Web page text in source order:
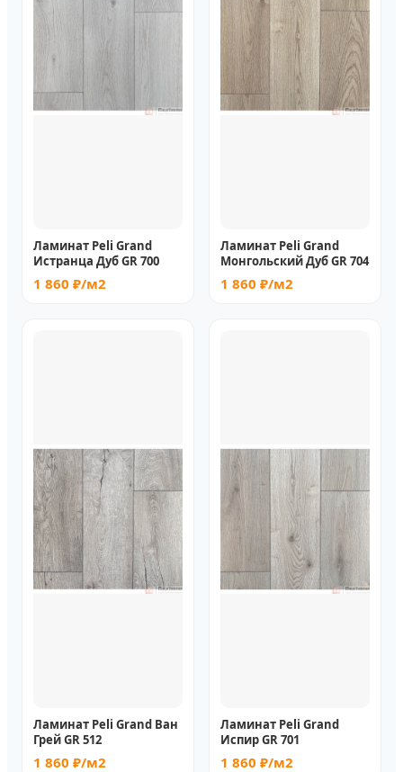
Ламинат Peli Grand
Истранца Дуб GR 700
1 860 ₽/м2
Ламинат Peli Grand
Монгольский Дуб GR 704
1 860 ₽/м2
Ламинат Peli Grand Ван
Грей GR 512
1 860 ₽/м2
Ламинат Peli Grand
Испир GR 701
1 860 ₽/м2